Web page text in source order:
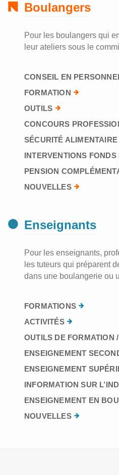
Boulangers
Pour les boulangers qui
leur ateliers sous le
CONSEIL EN
FORMATION
OUTILS
CONCOURS
SÉCURITÉ
INTERVENTIONS
PENSION
NOUVELLES
Enseignants
Pour les enseignants,
les tuteurs qui préparent
dans une boulangerie ou
FORMATIONS
ACTIVITÉS
OUTILS DE FORMATION
ENSEIGNEMENT
ENSEIGNEMENT
INFORMATION SUR
ENSEIGNEMENT EN
NOUVELLES